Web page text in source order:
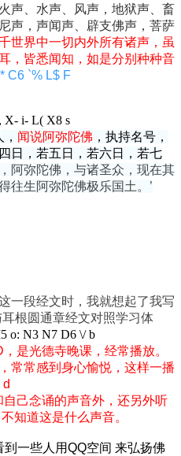
声、水声、风声，地狱声、畜
声，声闻声、辟支佛声，菩萨
世界中一切内外所有诸声，虽
，皆悉闻知，如是分别种种音
C6 `% L$ F
X- i- L( X8 s
闻说阿弥陀佛 ，执持名号，
日，若五日，若六日，若七
，阿弥陀佛，与诸圣众，现在其
往生阿弥陀佛极乐国土。’
一段经文时，我就想起了我写
根圆通章经文对照学习体
o: N3 N7 D6 \/ b
是光德寺晚课，经常播放。
常常感到身心愉悦，这样一播
d
己念诵的声音外，还另外听
知道这是什么声音。
一些人用QQ空间 来弘扬佛